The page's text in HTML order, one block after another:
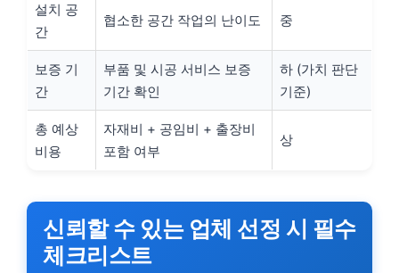
설치 공
간
협소한 공간 작업의 난이도 중
보증 기
간
부품 및 시공 서비스 보증
기간 확인
하 (가치 판단
기준)
총 예상
비용
자재비 + 공임비 + 출장비
포함 여부
상
신뢰할 수 있는 업체 선정 시 필수
체크리스트